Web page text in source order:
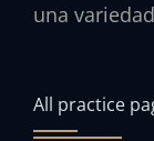
una
All practice